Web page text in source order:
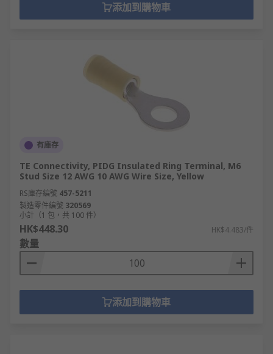
添加到購物車
有庫存
TE Connectivity, PIDG Insulated Ring Terminal, M6
Stud Size 12 AWG 10 AWG Wire Size, Yellow
RS庫存編號 457-5211
製造零件編號 320569
小計（1 包，共 100 件）
HK$448.30 HK$4.483/件
數量
添加到購物車